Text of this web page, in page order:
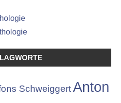
SchweiggertAnton